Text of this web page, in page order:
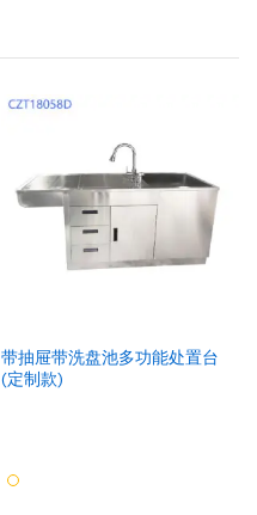
带抽屉带洗盘池多功能处置台
(定制款)